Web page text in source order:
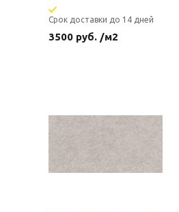
Срок доставки до 14 дней
3500 руб. /м2